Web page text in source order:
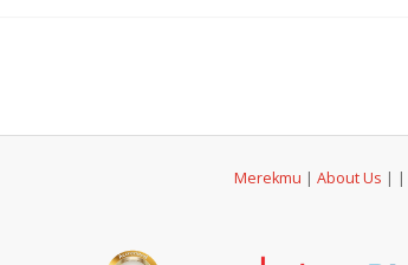
Merekmu | About Us | |